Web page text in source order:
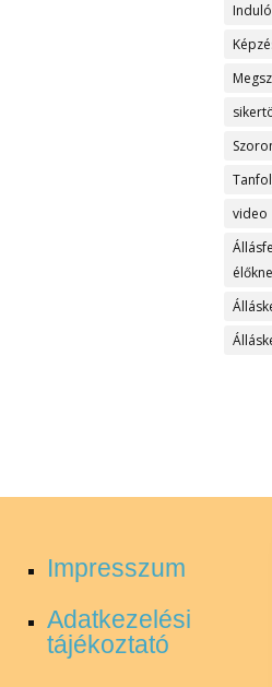
video
Impresszum
Adatkezelési
tájékoztató